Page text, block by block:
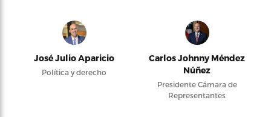
José Julio Aparicio
Política y derecho
Carlos Johnny Méndez
Núñez
Presidente Cámara de
Representantes